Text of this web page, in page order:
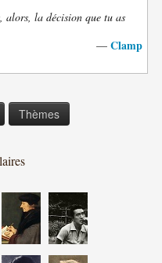
alors, la décision que tu as
— Clamp
Thèmes